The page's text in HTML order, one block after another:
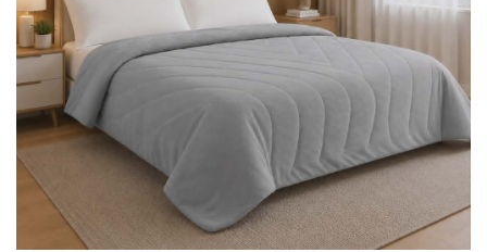
Trocas e Devoluções
Termos e condições